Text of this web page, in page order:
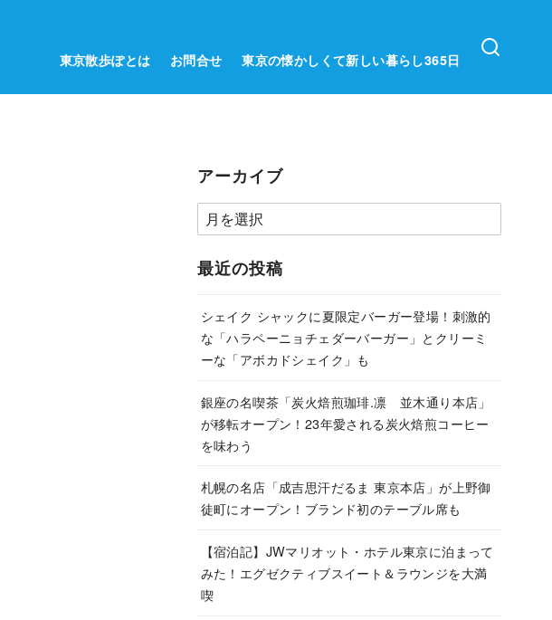
東京散歩ぽとは お問合せ 東京の懐かしくて新しい暮らし365日
アーカイブ
ア
ー
カ
ブ
最近の投稿
シェイク シャックに夏限定バーガー登場！刺激的
な「ハラペーニョチェダーバーガー」とクリーミ
ーな「アボカドシェイク」も
銀座の名喫茶「炭火焙煎珈琲.凛 並木通り本店」
が移転オープン！23年愛される炭火焙煎コーヒー
を味わう
札幌の名店「成吉思汗だるま 東京本店」が上野御
徒町にオープン！ブランド初のテーブル席も
【宿泊記】JWマリオット・ホテル東京に泊まって
みた！エグゼクティブスイート＆ラウンジを大満
喫